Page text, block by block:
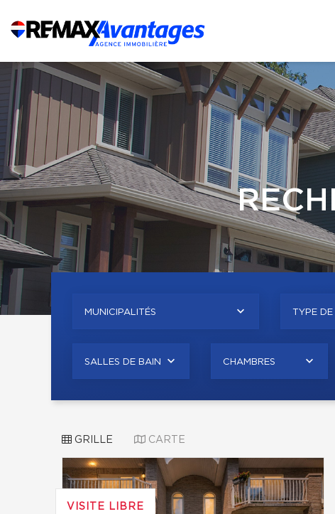
MUNICIPALITÉS TYPE DE
SALLES DE BAIN
CHAMBRES
GRILLE CARTE
VISITE LIBRE